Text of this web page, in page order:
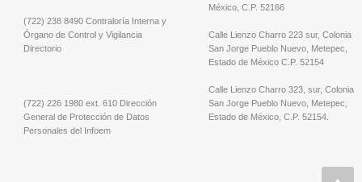
(722) 238 8490 Contraloría Interna y
Órgano de Control y Vigilancia
Directorio
(722) 226 1980 ext. 610 Dirección
General de Protección de Datos
Personales del Infoem
México, C.P. 52166
Calle Lienzo Charro 223 sur, Colonia
San Jorge Pueblo Nuevo, Metepec,
Estado de México C.P. 52154
Calle Lienzo Charro 323, sur, Colonia
San Jorge Pueblo Nuevo, Metepec,
Estado de México, C.P. 52154.